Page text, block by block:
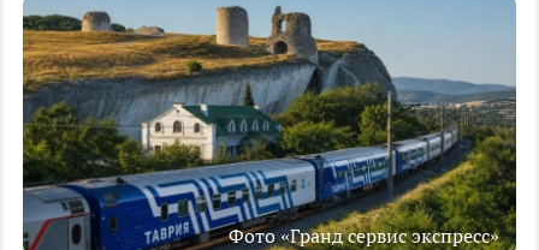
Фото «Гранд сервис экспресс»